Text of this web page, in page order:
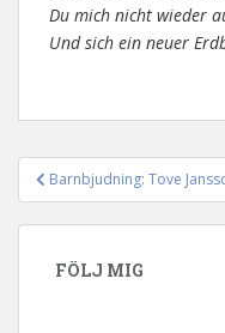
Du mich nicht wieder
Und sich ein neuer
Barnbjudning: Tove
FÖLJ MIG